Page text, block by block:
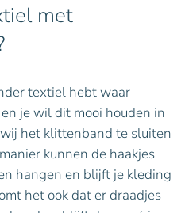
met
textiel hebt waar
je wil dit mooi houden in
het klittenband te sluiten
kunnen de haakjes
hangen en blijft je kleding
het ook dat er draadjes